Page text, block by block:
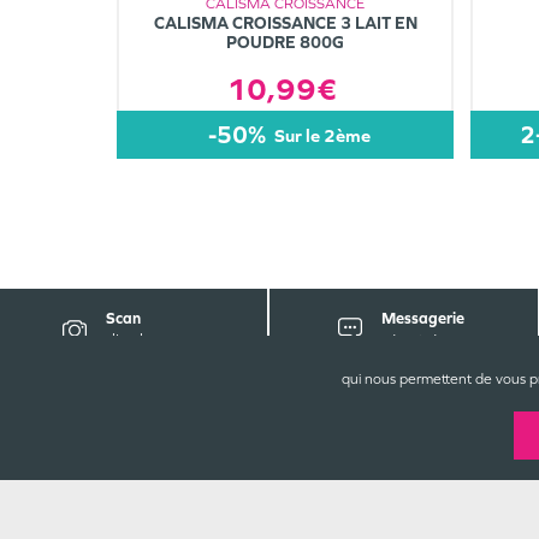
qui nous permettent de vous
CALISMA CROISSANCE 3 LAIT EN
POUDRE 800G
10,99€
-50% sur le 2ème
Scan
d'ordonnance
Messagerie
sécurisée
Centre
76620